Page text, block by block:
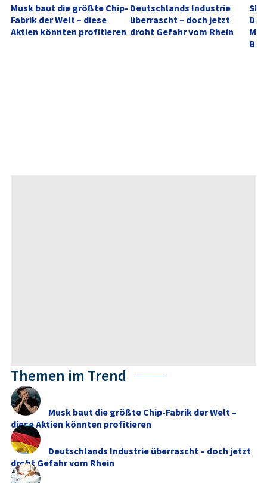
Musk baut die größte Chip-
Fabrik der Welt – diese
Aktien könnten profitieren
Deutschlands Industrie
überrascht – doch jetzt
droht Gefahr vom Rhein
SK
Themen im Trend
Musk baut die größte Chip-Fabrik der Welt –
diese Aktien könnten profitieren
Deutschlands Industrie überrascht – doch jetzt
droht Gefahr vom Rhein